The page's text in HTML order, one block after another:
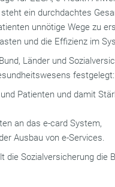
ein durchdachtes
unnötige Wege zu
und die Effizienz im
Länder und
festgelegt:
Patienten und damit
an das e-card System,
Ausbau von e-Services.
Sozialversicherung die